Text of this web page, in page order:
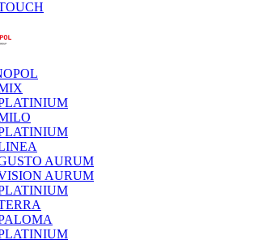
AURUM
AURUM